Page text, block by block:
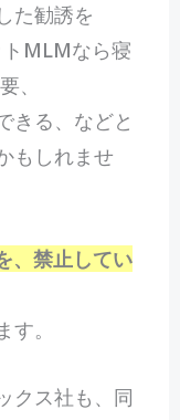
た勧誘を
MLMなら寝
、
きる、などと
もしれませ
、禁止してい
。
クス社も、同